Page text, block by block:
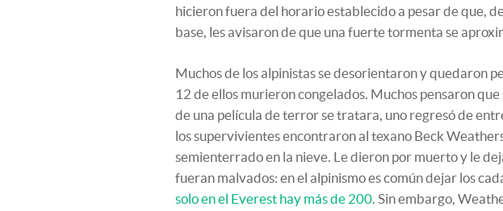
hicieron fuera del horario establecido a pesar de que,
base, les avisaron de que una fuerte tormenta se
Muchos de los alpinistas se desorientaron y quedaron
12 de ellos murieron congelados. Muchos pensaron
de una película de terror se tratara, uno regresó de
los supervivientes encontraron al texano Beck
semienterrado en la nieve. Le dieron por muerto y le
fueran malvados: en el alpinismo es común dejar los
solo en el Everest hay más de 200. Sin embargo,